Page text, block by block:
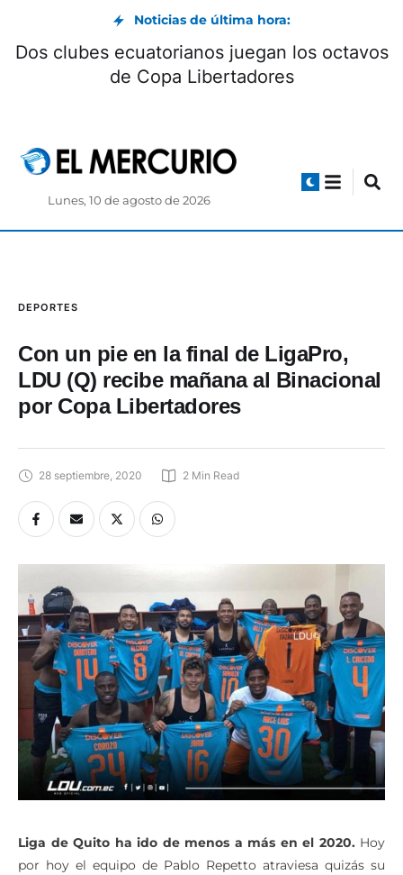
Noticias de última hora:
Dos clubes ecuatorianos juegan los octavos
de Copa Libertadores
Lunes, 10 de agosto de 2026
DEPORTES
Con un pie en la final de LigaPro,
LDU (Q) recibe mañana al Binacional
por Copa Libertadores
28 septiembre, 2020 2 Min Read
Liga de Quito ha ido de menos a más en el 2020.Hoy
por hoy el equipo de Pablo Repetto atraviesa quizás su